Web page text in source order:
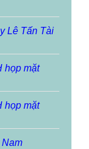
Lê Tấn Tài
họp mặt
họp mặt